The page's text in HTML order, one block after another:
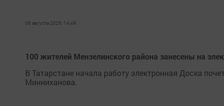
06 августа 2026, 14:49
100 жителей Мензелинского района занесены на
В Татарстане начала работу электронная Доска
Минниханова.